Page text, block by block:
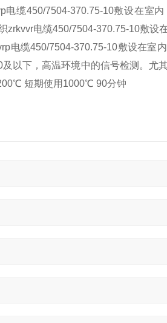
缆450/7504-370.75-10敷设在室
电缆450/7504-370.75-10敷设
电缆450/7504-370.75-10敷设在室
以下，高温环境中的信号检测。尤
短期使用1000℃ 90分钟